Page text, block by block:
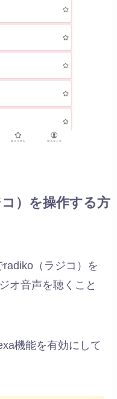
）を操作する方
（ラジコ）を
オ音声を聴くこと
機能を有効にして